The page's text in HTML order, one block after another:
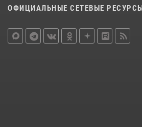
ОФИЦИАЛЬНЫЕ СЕТЕВЫЕ РЕСУРСЫ